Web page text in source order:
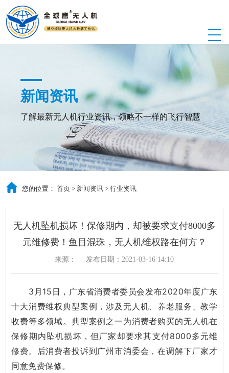
新闻资讯
了解最新无人机行业资讯，领略不一样的飞行智慧
您的位置：首页 > 新闻资讯 >行业资讯
无人机坠机损坏！保修期内，却被要求支付8000多
元维修费！鱼目混珠，无人机维权路在何方？
来源： 发布日期：2021-03-16 14:10
3月15日，广东省消费者委员会发布2020年度广东
十大消费维权典型案例，涉及无人机、养老服务、教学
收费等多领域。典型案例之一为消费者购买的无人机在
保修期内坠机损坏，但厂家却要求其支付8000多元维
修费。后消费者投诉到广州市消委会，在调解下厂家才
同意免费保修。